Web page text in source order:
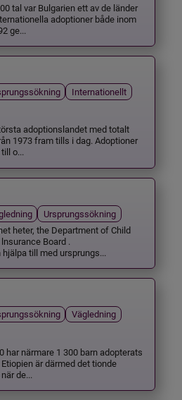
tal var Bulgarien ett av de länder
adoptioner både inom
ge...
Internationellt
adoptionslandet med totalt
1973 fram tills i dag. Adoptioner
o...
Ursprungssökning
heter, the Department of Child
Board .
till med ursprungs...
Vägledning
har närmare 1 300 barn adopterats
är därmed det tionde
de...